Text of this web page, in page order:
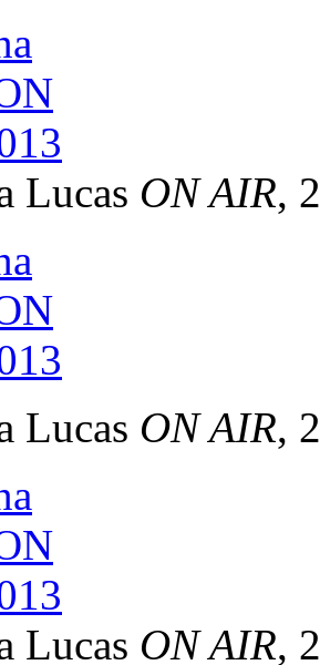
Lucas ON AIR,
Lucas ON AIR,
Lucas ON AIR,